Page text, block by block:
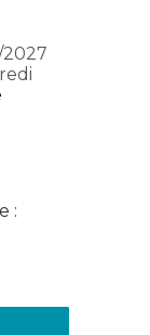
2027
: